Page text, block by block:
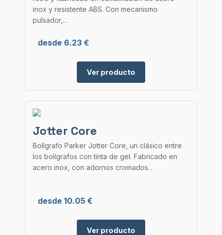
inox y resistente ABS. Con mecanismo
pulsador,...
desde 6.23 €
Ver producto
Jotter Core
Bolígrafo Parker Jotter Core, un clásico entre
los bolígrafos con tinta de gel. Fabricado en
acero inox, con adornos cromados...
desde 10.05 €
Ver producto